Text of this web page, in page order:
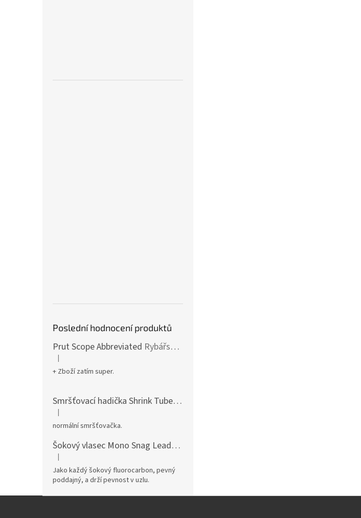
Poslední hodnocení produktů
Prut Scope Abbreviated Rybářské pruty s krátkým dělením a zkrácenou rukojetí
Hodnocení produktu je 5 z 5 hvězdiček.
|
+ Zboží zatím super.
Smršťovací hadička Shrink Tubepro dokonalé maskování montáže
Hodnocení produktu je 5 z 5 hvězdiček.
|
normální smršťovačka.
Šokový vlasec Mono Snag Leader
Hodnocení produktu je 5 z 5 hvězdiček.
|
Jako každý šokový fluorocarbon, pevný
poddajný, a drží pevnost v uzlu.